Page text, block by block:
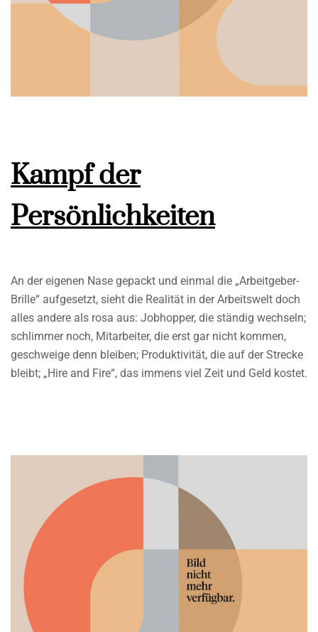
Kampf der
Persönlichkeiten
An der eigenen Nase gepackt und einmal die „Arbeitgeber-
Brille“ aufgesetzt, sieht die Realität in der Arbeitswelt doch
alles andere als rosa aus: Jobhopper, die ständig wechseln;
schlimmer noch, Mitarbeiter, die erst gar nicht kommen,
geschweige denn bleiben; Produktivität, die auf der Strecke
bleibt; „Hire and Fire“, das immens viel Zeit und Geld kostet.